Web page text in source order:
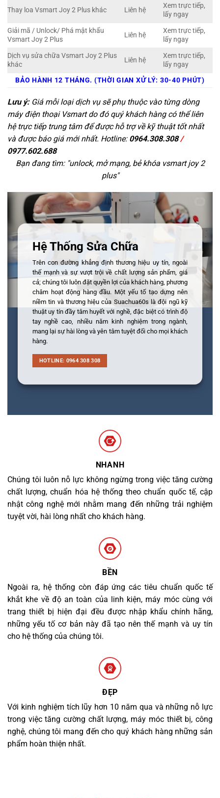
Thay loa Vsmart Joy 2 Plus khác Liên hệ
Xem trực tiếp,
lấy ngay
Giải mã / Unlock/ Phá mật khẩu
Vsmart Joy 2 Plus
Liên hệ
Xem trực tiếp,
lấy ngay
Dịch vụ sửa chữa Vsmart Joy 2 Plus
khác
Liên hệ
Xem trực tiếp,
lấy ngay
BẢO HÀNH 12 THÁNG. (THỜI GIAN XỬ LÝ: 30-40 PHÚT)
Lưu ý:Giá mỗi loại dịch vụ sẽ phụ thuộc vào từng dòng
máy điện thoại Vsmart do đó quý khách hàng có thể liên
hệ trực tiếp trung tâm để được hỗ trợ về kỹ thuật tốt nhất
và được báo giá mới nhất. Hotline: 0964.308.308/
0977.602.688
Bạn đang tìm: "unlock, mở mạng, bẻ khóa vsmart joy 2
plus"
Hệ Thống Sửa Chữa
Trên con đường khẳng định thương hiệu uy tín, ngoài
thế mạnh và sự vượt trội về chất lượng sản phẩm, giá
cả; chúng tôi luôn đặt quyền lợi của khách hàng, phương
châm hoạt động hàng đầu. Một yếu tố tạo dựng nên
niềm tin và thương hiệu của Suachua60s là đội ngũ kỹ
thuật uy tín đầy tâm huyết với nghề, đặc biệt có trình độ
tay nghề cao, nhiều năm kinh nghiệm trong ngành,
mang lại sự hài lòng và yên tâm tuyệt đối cho mọi khách
hàng.
HOTLINE: 0964 308 308
NHANH
Chúng tôi luôn nỗ lực không ngừng trong việc tăng cường
chất lượng, chuẩn hóa hệ thống theo chuẩn quốc tế, cập
nhật công nghệ mới nhằm mang đến những trải nghiệm
tuyệt vời, hài lòng nhất cho khách hàng.
BỀN
Ngoài ra, hệ thống còn đáp ứng các tiêu chuẩn quốc tế
khắt khe về độ an toàn của linh kiện, máy móc cùng với
trang thiết bị hiện đại đều được nhập khẩu chính hãng,
những yếu tố cơ bản này đã tạo nên thế mạnh và uy tín
cho hệ thống của chúng tôi.
ĐẸP
Với kinh nghiệm tích lũy hơn 10 năm qua và những nỗ lực
trong việc tăng cường chất lượng, máy móc thiết bị, công
nghệ, chúng tôi mang đến cho quý khách hàng những sản
phẩm hoàn thiện nhất.